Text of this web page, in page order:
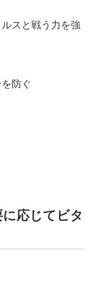
スと戦う力を強
防ぐ
応じてビタ